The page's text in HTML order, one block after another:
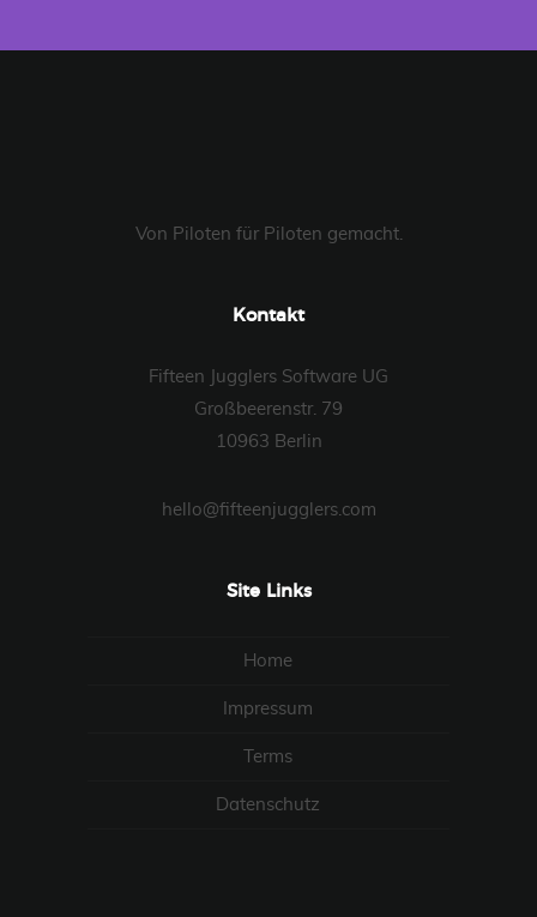
Von Piloten für Piloten gemacht.
Kontakt
Fifteen Jugglers Software UG
Großbeerenstr. 79
10963 Berlin
hello@fifteenjugglers.com
Site Links
Home
Impressum
Terms
Datenschutz